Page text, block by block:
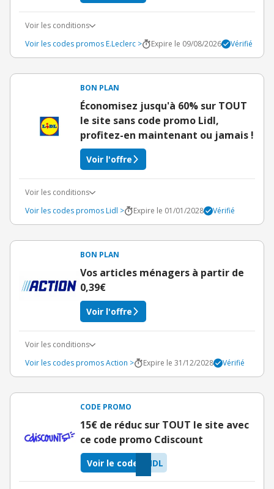
Voir les conditions
Voir les codes promos E.Leclerc >
Expire le 09/08/2026 Vérifié
BON PLAN
Économisez jusqu'à 60% sur TOUT
le site sans code promo Lidl,
profitez-en maintenant ou jamais !
Voir l'offre
Voir les conditions
Voir les codes promos Lidl >
Expire le 01/01/2028 Vérifié
BON PLAN
Vos articles ménagers à partir de
0,39€
Voir l'offre
Voir les conditions
Voir les codes promos Action >
Expire le 31/12/2028 Vérifié
CODE PROMO
15€ de réduc sur TOUT le site avec
ce code promo Cdiscount
NDL
Voir le code